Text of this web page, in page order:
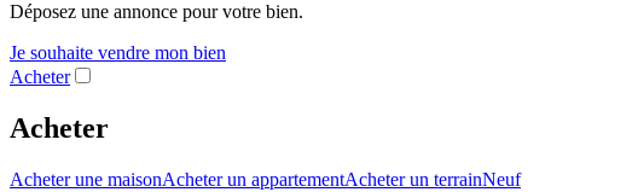
Déposez une annonce pour votre bien.
Je souhaite vendre mon bien
Acheter
Acheter
Acheter une maisonAcheter un appartementAcheter un terrainNeuf